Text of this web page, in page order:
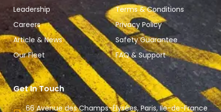
Leadership
Careers
Article & News
Our Fleet
Terms & Conditions
Privacy Policy
Safety Guarantee
FAQ & Support
Get In Touch
66 Avenue des Champs-Élysées, Paris, Ile-de-France